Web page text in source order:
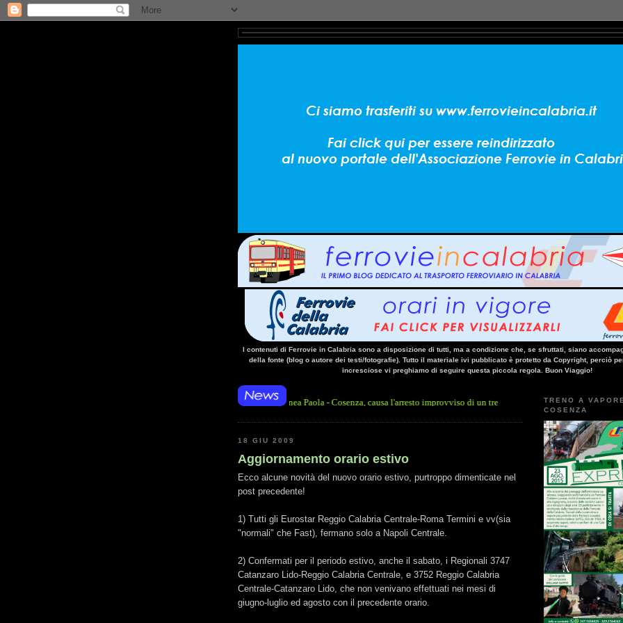
I contenuti di Ferrovie in Calabria sono a disposizione di tutti, ma a condizione che, se sfruttati, siano
della fonte (blog o autore dei testi/fotografie). Tutto il materiale ivi pubblicato è protetto da Copyright, perciò
incresciose vi preghiamo di seguire questa piccola regola. Buon Viaggio!
14 • La mancanza di energia per l'alimentazione elettrica, sulla linea Paola - Cosenza, causa l'arresto improvviso di un treno nella galleria Santomarco: si è
18 GIU 2009
Aggiornamento orario estivo
Ecco alcune novità del nuovo orario estivo, purtroppo dimenticate nel
post precedente!
1) Tutti gli Eurostar Reggio Calabria Centrale-Roma Termini e vv(sia
"normali" che Fast), fermano solo a Napoli Centrale.
2) Confermati per il periodo estivo, anche il sabato, i Regionali 3747
Catanzaro Lido-Reggio Calabria Centrale, e 3752 Reggio Calabria
Centrale-Catanzaro Lido, che non venivano effettuati nei mesi di
giugno-luglio ed agosto con il precedente orario.
TRENO A
COSENZA